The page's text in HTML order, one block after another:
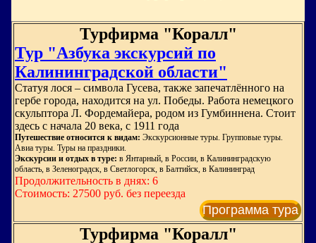
Турфирма "Коралл"
Тур "Азбука экскурсий по
Калининградской области"
Статуя лося – символа Гусева, также запечатлённого на
гербе города, находится на ул. Победы. Работа немецкого
скульптора Л. Фордемайера, родом из Гумбиннена. Стоит
здесь с начала 20 века, с 1911 года
Путешествие относится к видам: Экскурсионные туры. Групповые туры.
Авиа туры. Туры на праздники.
Экскурсии и отдых в туре: в Янтарный, в России, в Калининградскую
область, в Зеленоградск, в Светлогорск, в Балтийск, в Калининград
Продолжительность в днях: 6
Стоимость: 27500 руб. без переезда
Программа тура
Турфирма "Коралл"